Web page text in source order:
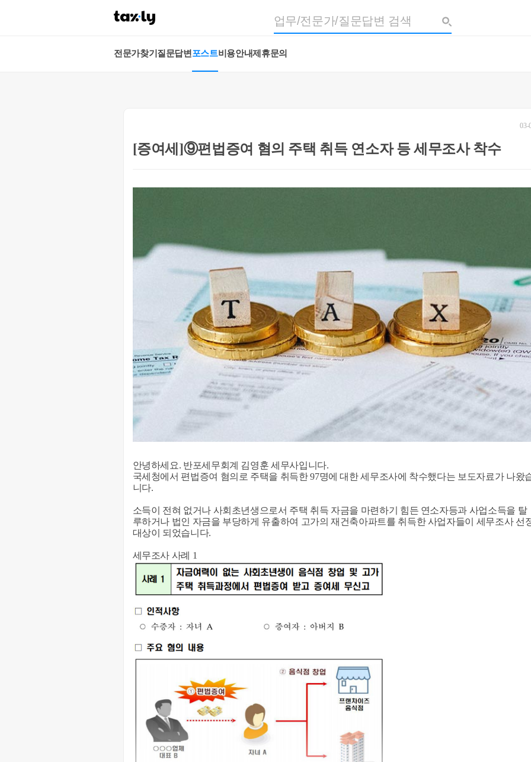
전문가찾기 질문답변 포스트비용안내제휴문의
03-
[증여세]⑨편법증여 혐의 주택 취득 연소자 등 세무조사 착수
안녕하세요. 반포세무회계 김영훈 세무사입니다.
국세청에서 편법증여 혐의로 주택을 취득한 97명에 대한 세무조사에 착수했다는 보도자료가 나왔
니다.
소득이 전혀 없거나 사회초년생으로서 주택 취득 자금을 마련하기 힘든 연소자등과 사업소득을 탈
루하거나 법인 자금을 부당하게 유출하여 고가의 재건축아파트를 취득한 사업자들이 세무조사 선
대상이 되었습니다.
세무조사 사례 1